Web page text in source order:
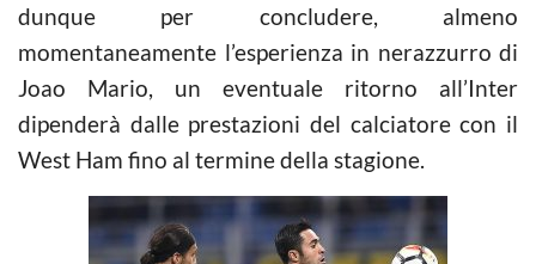
dunque per concludere, almeno
momentaneamente l’esperienza in nerazzurro di
Joao Mario, un eventuale ritorno all’Inter
dipenderà dalle prestazioni del calciatore con il
West Ham fino al termine della stagione.